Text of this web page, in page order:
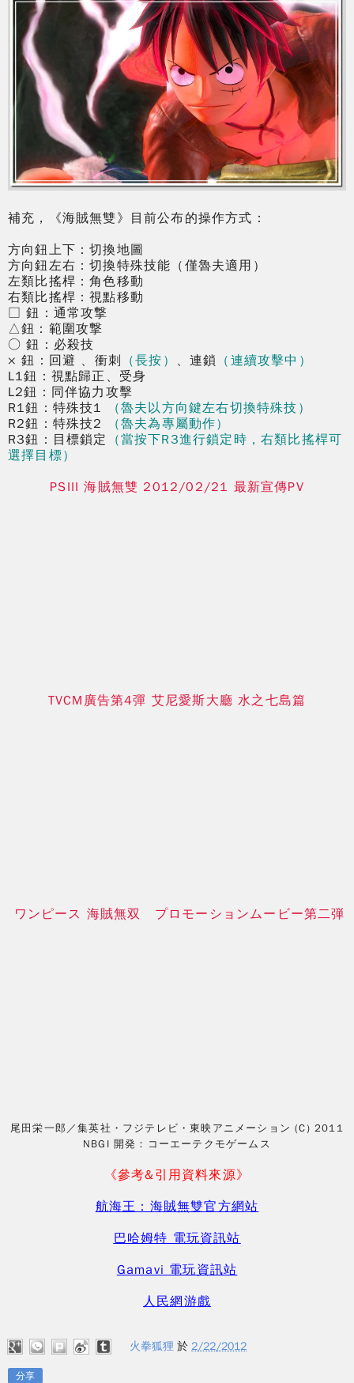
補充，《海賊無雙》目前公布的操作方式：
方向鈕上下：切換地圖
方向鈕左右：切換特殊技能（僅魯夫適用）
左類比搖桿：角色移動
右類比搖桿：視點移動
□ 鈕：通常攻撃
△鈕：範圍攻撃
○ 鈕：必殺技
× 鈕：回避 、衝刺
（長按） 、連鎖 （連續攻擊中）
L1鈕：視點歸正、受身
L2鈕：同伴協力攻擊
R1鈕：特殊技1
（魯夫以方向鍵左右切換特殊技）
R2鈕：特殊技2
（魯夫為專屬動作）
R3鈕：目標鎖定
（當按下R3進行鎖定時，右類比搖桿可
選擇目標）
PSIII 海賊無雙 2012/02/21 最新宣傳PV
TVCM廣告第4彈 艾尼愛斯大廳 水之七島篇
ワンピース 海賊無双 プロモーションムービー第二弾
尾田栄一郎／集英社・フジテレビ・東映アニメーション (C) 2011
NBGI 開発：コーエーテクモゲームス
《參考&引用資料來源》
航海王：海賊無雙官方網站
巴哈姆特 電玩資訊站
Gamavi 電玩資訊站
人民網游戲
火拳狐狸 於2/22/2012
分享